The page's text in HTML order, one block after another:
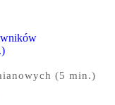
(5 min.)